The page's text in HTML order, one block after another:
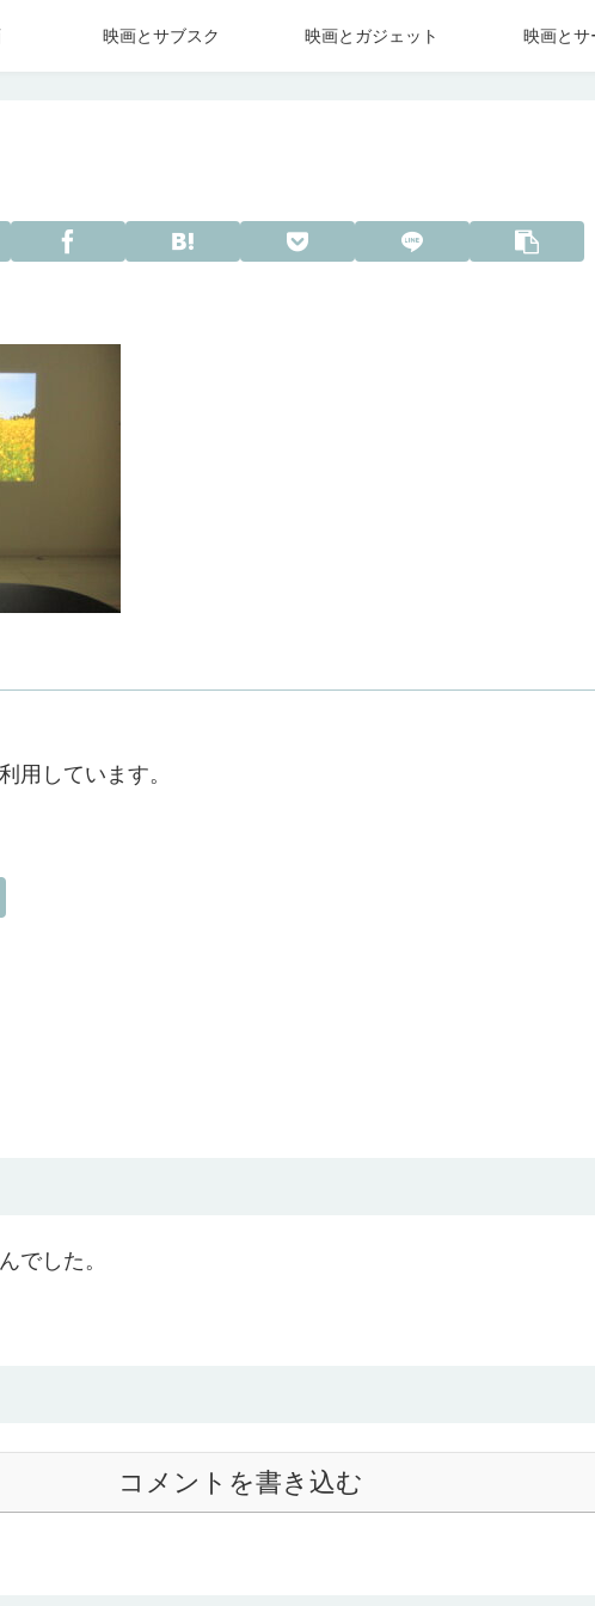
映画とサブスク 映画とガジェット 映画とサ
用しています。
でした。
コメントを書き込む